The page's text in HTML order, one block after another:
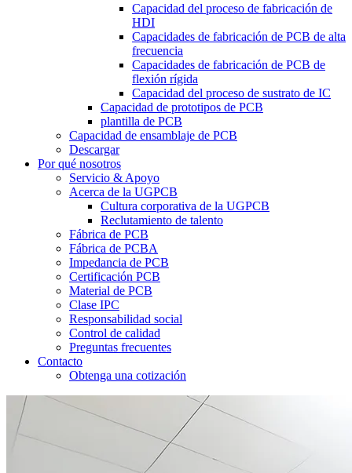
Capacidad del proceso de fabricación de
HDI
Capacidades de fabricación de PCB de alta
frecuencia
Capacidades de fabricación de PCB de
flexión rígida
Capacidad del proceso de sustrato de IC
Capacidad de prototipos de PCB
plantilla de PCB
Capacidad de ensamblaje de PCB
Descargar
Por qué nosotros
Servicio & Apoyo
Acerca de la UGPCB
Cultura corporativa de la UGPCB
Reclutamiento de talento
Fábrica de PCB
Fábrica de PCBA
Impedancia de PCB
Certificación PCB
Material de PCB
Clase IPC
Responsabilidad social
Control de calidad
Preguntas frecuentes
Contacto
Obtenga una cotización